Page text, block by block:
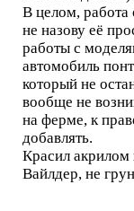
В целом, работа
не назову её
работы с
автомобиль
который не
вообще не
на ферме, к
добавлять.
Красил акрилом
Вайлдер, не